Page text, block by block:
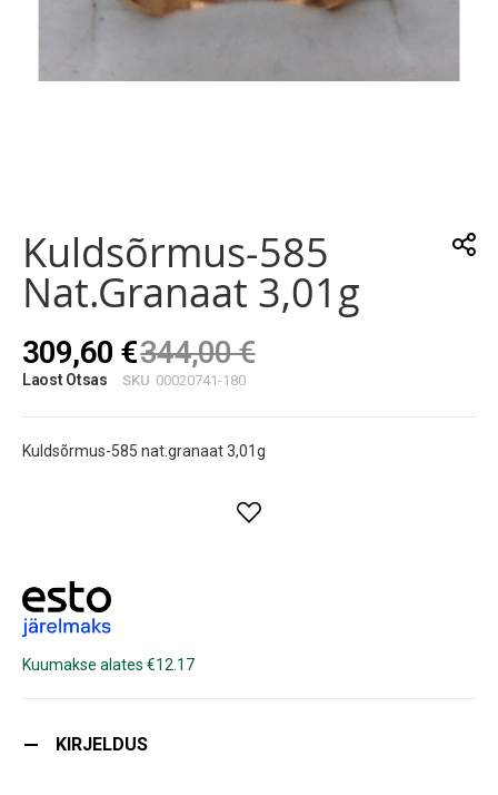
beginning
of
the
images
Kuldsõrmus-585
Nat.granaat 3,01g
309,60 €344,00 €
Laost Otsas SKU 00020741-180
Kuldsõrmus-585 nat.granaat 3,01g
Kuumakse alates €12.17
KIRJELDUS